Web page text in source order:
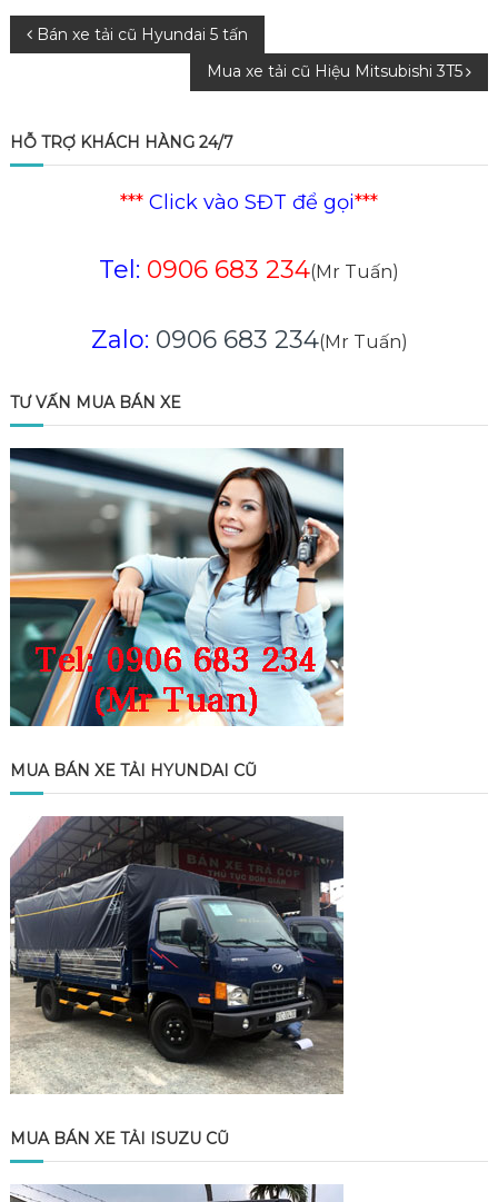
Điều
bài
Bán xe tải cũ Hyundai 5 tấn
Mua xe tải cũ Hiệu Mitsubishi 3T5
HỖ TRỢ KHÁCH HÀNG 24/7
*** Click vào SĐT để gọi***
Tel: 0906 683 234(Mr Tuấn)
Zalo: 0906 683 234(Mr Tuấn)
TƯ VẤN MUA BÁN XE
MUA BÁN XE TẢI HYUNDAI CŨ
MUA BÁN XE TẢI ISUZU CŨ